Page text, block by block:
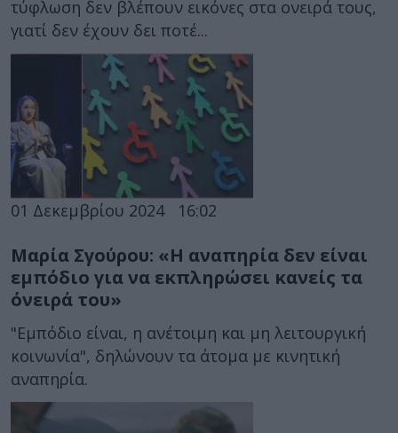
τύφλωση δεν βλέπουν εικόνες στα ονειρά τους,
γιατί δεν έχουν δει ποτέ...
01 Δεκεμβρίου 2024 16:02
Μαρία Σγούρου: «Η αναπηρία δεν είναι
εμπόδιο για να εκπληρώσει κανείς τα
όνειρά του»
"Εμπόδιο είναι, η ανέτοιμη και μη λειτουργική
κοινωνία", δηλώνουν τα άτομα με κινητική
αναπηρία.